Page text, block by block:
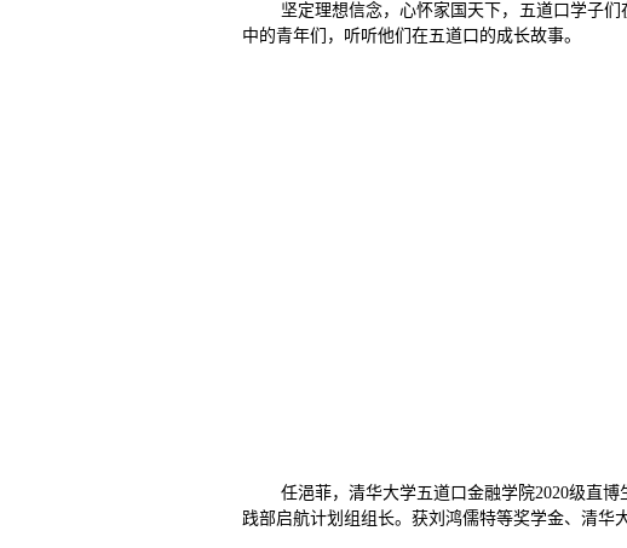
坚定理想信念，心怀家国天下，五道口学子
中的青年们，听听他们在五道口的成长故事。
任浥菲，清华大学五道口金融学院2020级直
践部启航计划组组长。获刘鸿儒特等奖学金、清华